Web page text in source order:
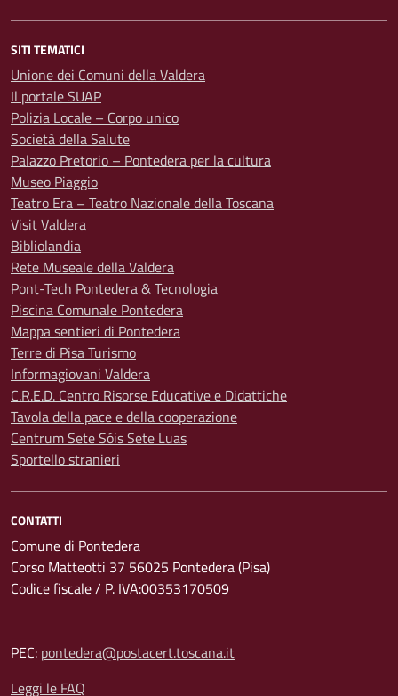
SITI TEMATICI
Unione dei Comuni della Valdera
Il portale SUAP
Polizia Locale – Corpo unico
Società della Salute
Palazzo Pretorio – Pontedera per la cultura
Museo Piaggio
Teatro Era – Teatro Nazionale della Toscana
Visit Valdera
Bibliolandia
Rete Museale della Valdera
Pont-Tech Pontedera & Tecnologia
Piscina Comunale Pontedera
Mappa sentieri di Pontedera
Terre di Pisa Turismo
Informagiovani Valdera
C.R.E.D. Centro Risorse Educative e Didattiche
Tavola della pace e della cooperazione
Centrum Sete Sóis Sete Luas
Sportello stranieri
CONTATTI
Comune di Pontedera
Corso Matteotti 37 56025 Pontedera (Pisa)
Codice fiscale / P. IVA:00353170509
PEC: pontedera@postacert.toscana.it
Leggi le FAQ